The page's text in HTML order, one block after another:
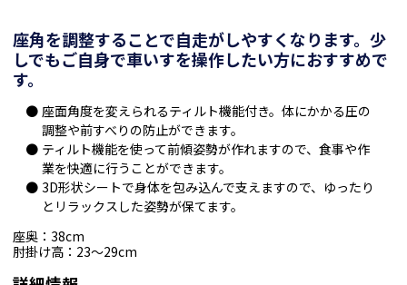
座角を調整することで自走がしやすくなります。少
しでもご自身で車いすを操作したい方におすすめで
す。
座面角度を変えられるティルト機能付き。体にかかる圧の
調整や前すべりの防止ができます。
ティルト機能を使って前傾姿勢が作れますので、食事や作
業を快適に行うことができます。
3D形状シートで身体を包み込んで支えますので、ゆったり
とリラックスした姿勢が保てます。
座奥：38cm
肘掛け高：23～29cm